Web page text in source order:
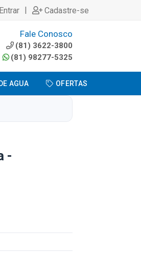
Entrar | Cadastre-se
Fale Conosco
(81) 3622-3800
(81) 98277-5325
AGUA OFERTAS
-